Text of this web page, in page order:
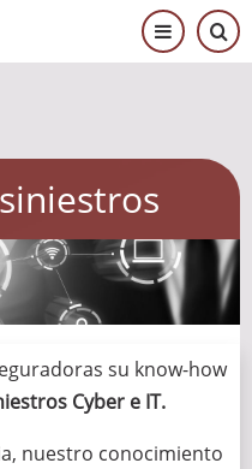
su know-how
Cyber e IT.
nuestro conocimiento